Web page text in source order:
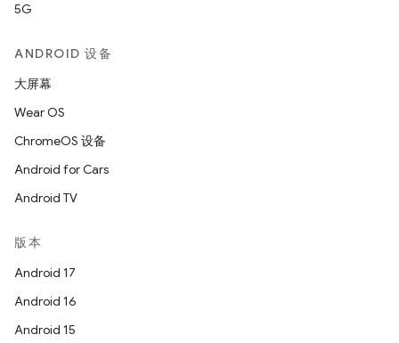
5G
ANDROID 设备
大屏幕
Wear OS
ChromeOS 设备
Android for Cars
Android TV
版本
Android 17
Android 16
Android 15